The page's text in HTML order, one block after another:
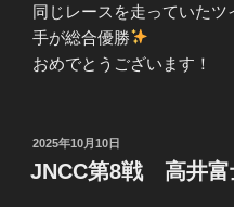
同じレースを走っていた
手が総合優勝
おめでとうございます！
投
稿
日:
2025年10月10日
JNCC第8戦 高井富